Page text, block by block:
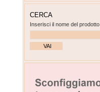
CERCA
Inserisci il nome del prodotto